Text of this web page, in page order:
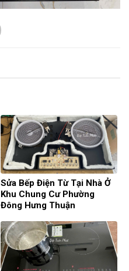
Sửa Bếp Điện Từ Tại Nhà Ở
Khu Chung Cư Phường
Đông Hưng Thuận